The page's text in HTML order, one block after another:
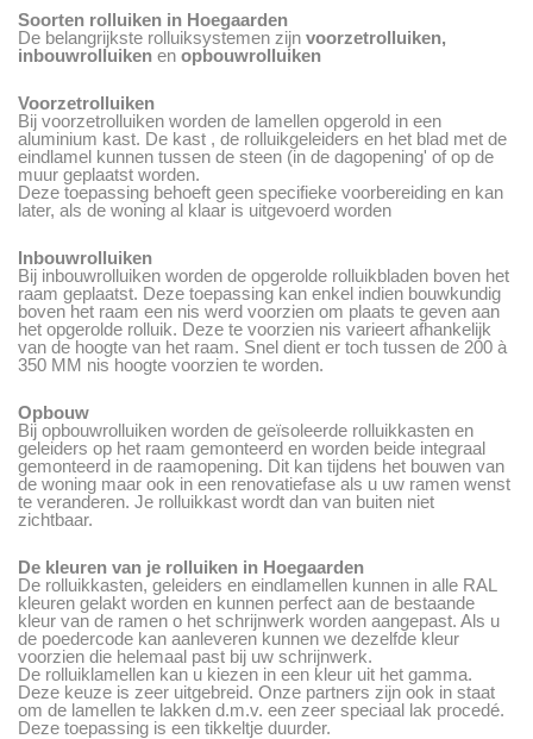
Soorten rolluiken in Hoegaarden
De belangrijkste rolluiksystemen zijn voorzetrolluiken,
inbouwrolluiken en opbouwrolluiken
Voorzetrolluiken
Bij voorzetrolluiken worden de lamellen opgerold in een
aluminium kast. De kast , de rolluikgeleiders en het blad met de
eindlamel kunnen tussen de steen (in de dagopening' of op de
muur geplaatst worden.
Deze toepassing behoeft geen specifieke voorbereiding en kan
later, als de woning al klaar is uitgevoerd worden
Inbouwrolluiken
Bij inbouwrolluiken worden de opgerolde rolluikbladen boven het
raam geplaatst. Deze toepassing kan enkel indien bouwkundig
boven het raam een nis werd voorzien om plaats te geven aan
het opgerolde rolluik. Deze te voorzien nis varieert afhankelijk
van de hoogte van het raam. Snel dient er toch tussen de 200 à
350 MM nis hoogte voorzien te worden.
Opbouw
Bij opbouwrolluiken worden de geïsoleerde rolluikkasten en
geleiders op het raam gemonteerd en worden beide integraal
gemonteerd in de raamopening. Dit kan tijdens het bouwen van
de woning maar ook in een renovatiefase als u uw ramen wenst
te veranderen. Je rolluikkast wordt dan van buiten niet
zichtbaar.
De kleuren van je rolluiken in Hoegaarden
De rolluikkasten, geleiders en eindlamellen kunnen in alle RAL
kleuren gelakt worden en kunnen perfect aan de bestaande
kleur van de ramen o het schrijnwerk worden aangepast. Als u
de poedercode kan aanleveren kunnen we dezelfde kleur
voorzien die helemaal past bij uw schrijnwerk.
De rolluiklamellen kan u kiezen in een kleur uit het gamma.
Deze keuze is zeer uitgebreid. Onze partners zijn ook in staat
om de lamellen te lakken d.m.v. een zeer speciaal lak procedé.
Deze toepassing is een tikkeltje duurder.